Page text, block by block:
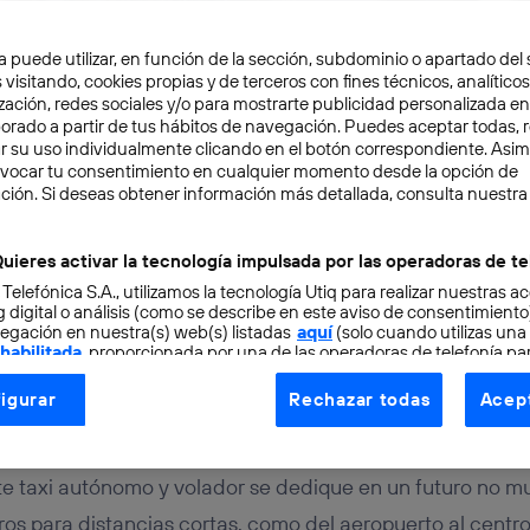
3 min
y volador ya es
en miniatura
taxi autónomo y volador se dedique en un futuro no
para distancias cortas, como del aeropuerto al
puede utilizar, en función de la sección, subdominio o apartado del
visitando, cookies propias y de terceros con fines técnicos,
redes sociales y/o para mostrarte publicidad personalizada
a partir de tus hábitos de navegación. Puedes aceptar todas,
su uso individualmente clicando en el botón correspondiente.
tu consentimiento en cualquier momento desde la opción de
Si deseas obtener información más detallada, consulta nuestra
activar la tecnología impulsada por las operadoras de
S.A., utilizamos la tecnología Utiq para realizar nuestras
digital o análisis (como se describe en este aviso de
en nuestra(s) web(s) listadas aquí(solo cuando utilizas una
, proporcionada por una de las operadoras de telefonía
consentimiento en cada página web).
Utiq está diseñada con la privacidad como prioridad
dirección IP y otra información de la cuenta de cliente de
la conexión que utilizas (p. ej., número de teléfono móvil).
Rechazar todas